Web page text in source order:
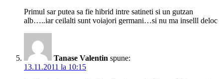
Primul sar putea sa fie hibrid intre satineti si un gutzan
alb…..iar ceilalti sunt voiajori germani…si nu ma inselll deloc
Tanase Valentin spune:
13.11.2011 la 10:15